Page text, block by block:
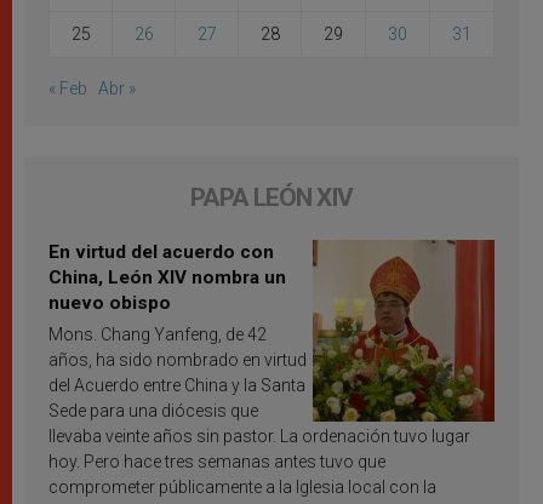
25 26 27 28 29 30 31
« Feb Abr »
PAPA LEÓN XIV
En virtud del acuerdo con
China, León XIV nombra un
nuevo obispo
Mons. Chang Yanfeng, de 42
años, ha sido nombrado en virtud
del Acuerdo entre China y la Santa
Sede para una diócesis que
llevaba veinte años sin pastor. La ordenación tuvo lugar
hoy. Pero hace tres semanas antes tuvo que
comprometer públicamente a la Iglesia local con la